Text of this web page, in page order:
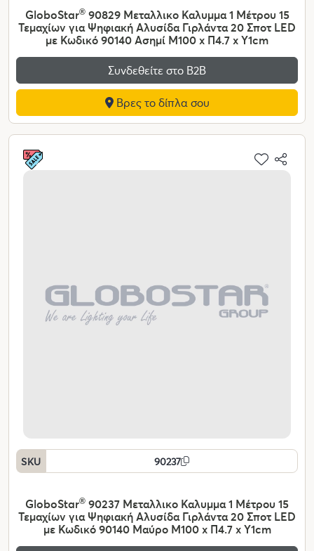
GloboStar®90829 Μεταλλικο Καλυμμα 1 Μέτρου 15
Τεμαχίων για Ψηφιακή Αλυσίδα Γιρλάντα 20 Σποτ LED
με Κωδικό 90140 Ασημί Μ100 x Π4.7 x Υ1cm
Συνδεθείτε στο Β2Β
Βρες το δίπλα σου
SKU 90237
GloboStar® 90237 Μεταλλικο Καλυμμα 1 Μέτρου 15
Τεμαχίων για Ψηφιακή Αλυσίδα Γιρλάντα 20 Σποτ LED
με Κωδικό 90140 Μαύρο Μ100 x Π4.7 x Υ1cm